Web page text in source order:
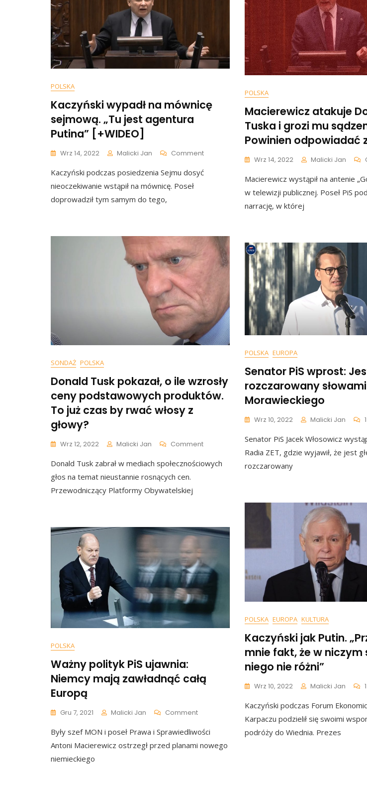
POLSKA
Macierewicz atakuje
Tuska i grozi mu
Powinien odpowiadać
Wrz 14, 2022 Malicki Jan
Macierewicz wystąpił na antenie
w telewizji publicznej. Poseł PiS
narrację, w której
POLSKA
Kaczyński wypadł na mównicę
sejmową. „Tu jest agentura
Putina” [+WIDEO]
Wrz 14, 2022 Malicki Jan CommentOn
Wypadł
Putina”
[+WIDEO]
Kaczyński podczas posiedzenia Sejmu dosyć
nieoczekiwanie wstąpił na mównicę. Poseł
doprowadził tym samym do tego,
SONDAŻ POLSKA
Donald Tusk pokazał, o ile wzrosły
ceny podstawowych produktów.
To już czas by rwać włosy z
głowy?
Wrz 12, 2022 Malicki Jan CommentOn
Tusk
Produktów.
Czas
By
Rwać
Włosy
Z
Głowy?
Donald Tusk zabrał w mediach społecznościowych
głos na temat nieustannie rosnących cen.
Przewodniczący Platformy Obywatelskiej
POLSKA EUROPA
Senator PiS wprost:
rozczarowany słowami
Morawieckiego
Wrz 10, 2022 Malicki Jan
Senator PiS Jacek Włosowicz
Radia ZET, gdzie wyjawił, że jest
rozczarowany
POLSKA EUROPA KULTURA
Kaczyński jak Putin.
mnie fakt, że w niczym
niego nie różni”
Wrz 10, 2022 Malicki Jan
Kaczyński podczas Forum
Karpaczu podzielił się swoimi
podróży do Wiednia. Prezes
POLSKA
Ważny polityk PiS ujawnia:
Niemcy mają zawładnąć całą
Europą
Gru 7, 2021 Malicki Jan CommentOn
Polityk
PiS
Ujawnia:
Były szef MON i poseł Prawa i Sprawiedliwości
Antoni Macierewicz ostrzegł przed planami nowego
niemieckiego